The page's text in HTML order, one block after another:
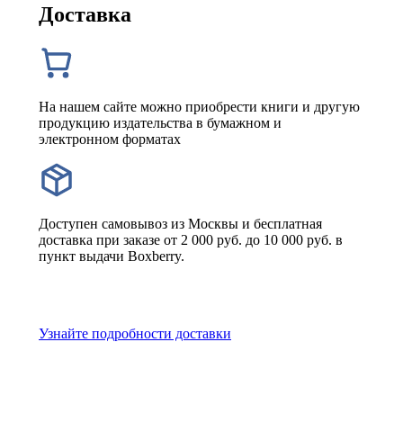
Доставка
На нашем сайте можно приобрести книги и другую
продукцию издательства в бумажном и
электронном форматах
Доступен самовывоз из Москвы и бесплатная
доставка при заказе от 2 000 руб. до 10 000 руб. в
пункт выдачи Boxberry.
Узнайте подробности доставки